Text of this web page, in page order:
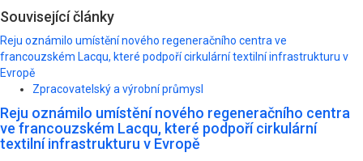
Související články
Reju oznámilo umístění nového regeneračního centra ve
francouzském Lacqu, které podpoří cirkulární textilní infrastrukturu v
Evropě
Zpracovatelský a výrobní průmysl
Reju oznámilo umístění nového regeneračního centra
ve francouzském Lacqu, které podpoří cirkulární
textilní infrastrukturu v Evropě